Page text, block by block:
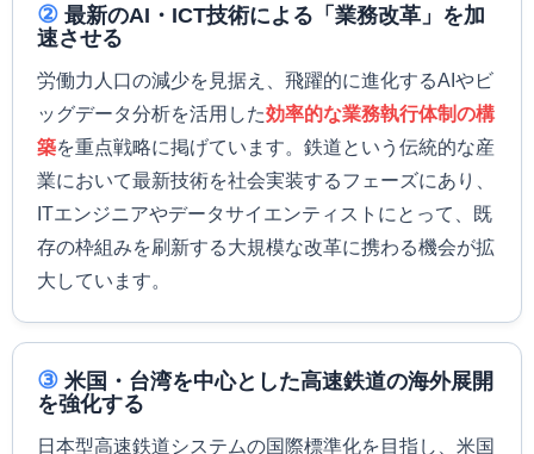
② 最新のAI・ICT技術による「業務改革」を加
速させる
労働力人口の減少を見据え、飛躍的に進化するAIやビ
ッグデータ分析を活用した効率的な業務執行体制の構
築を重点戦略に掲げています。鉄道という伝統的な産
業において最新技術を社会実装するフェーズにあり、
ITエンジニアやデータサイエンティストにとって、既
存の枠組みを刷新する大規模な改革に携わる機会が拡
大しています。
③ 米国・台湾を中心とした高速鉄道の海外展開
を強化する
日本型高速鉄道システムの国際標準化を目指し、米国